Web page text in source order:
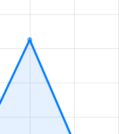
福知山
福知山
福知山